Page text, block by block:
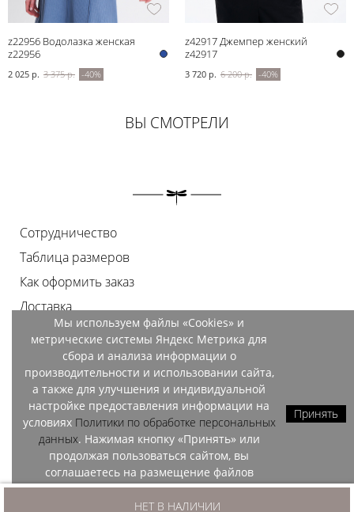
НЕТ В НАЛИЧИИ
z22956 Водолазка женская
z22956
2 025 р. 3 375 р. -40%
z42917 Джемпер женский
z42917
3 720 р. 6 200 р. -40%
ВЫ СМОТРЕЛИ
Сотрудничество
Таблица размеров
Как оформить заказ
Доставка
Оплата
Возврат
Документы
Контакты
Магазины
Мы используем файлы «Cookies» и
метрические системы Яндекс Метрика для
сбора и анализа информации о
производительности и использовании сайта,
а также для улучшения и индивидуальной
настройке предоставления информации на
условиях Политики по обработке персональных
данных. Нажимая кнопку «Принять» или
продолжая пользоваться сайтом, вы
соглашаетесь на размещение файлов
«Cookies» и обработку данных метрических
систем Яндекс Метрика.
Принять